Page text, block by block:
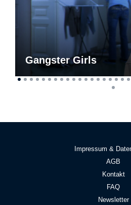
Gangster Girls
Impressum &
AGB
Kontakt
FAQ
Newsletter